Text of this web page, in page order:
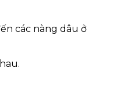
các nàng dâu ở